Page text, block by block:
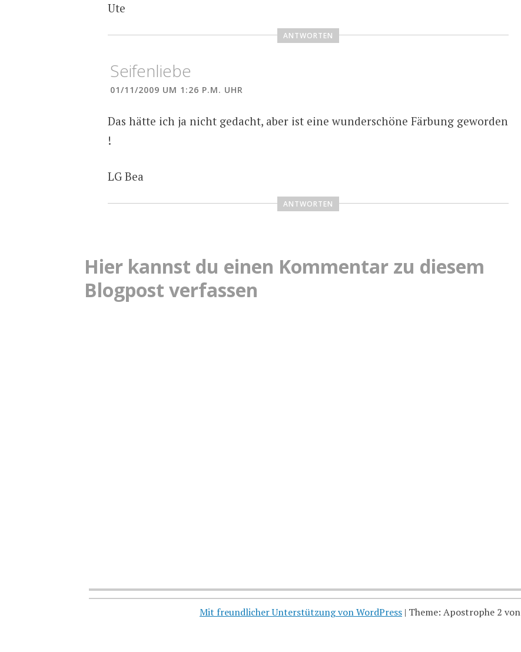
Ute
ANTWORTEN
Seifenliebe
01/11/2009 UM 1:26 P.M. UHR
Das hätte ich ja nicht gedacht, aber ist eine wunderschöne Färbung geworden
!
LG Bea
ANTWORTEN
Hier kannst du einen Kommentar zu diesem
Blogpost verfassen
Mit freundlicher Unterstützung von WordPress | Theme: Apostrophe 2 von